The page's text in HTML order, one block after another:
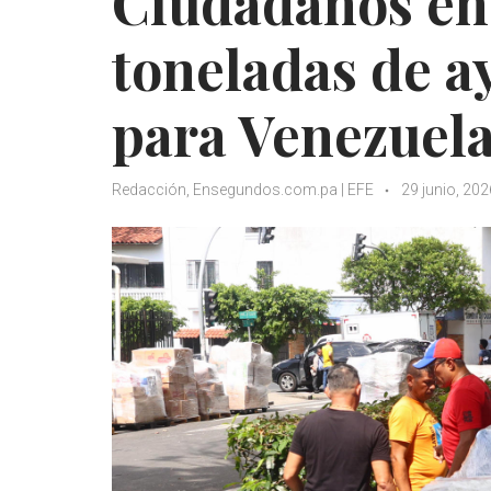
toneladas de
para
Redacción, Ensegundos.com.pa | EFE 29 junio,